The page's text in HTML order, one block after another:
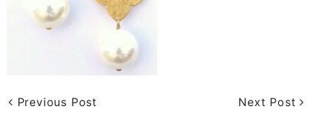
Previous Post Next Post